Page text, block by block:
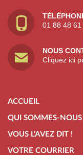
01 88 48 61
NOUS
Cliquez ici
ACCUEIL
QUI SOMMES-NOUS
VOUS L'AVEZ DIT !
VOTRE COURRIER